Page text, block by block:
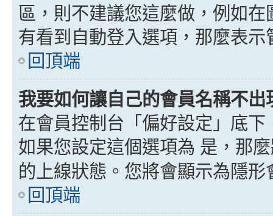
區，則不建議您這麼做，例如
有看到自動登入選項，那麼表
回頂端
我要如何讓自己的會員名稱不
在會員控制台「偏好設定」底
如果您設定這個選項為 是 ，那
的上線狀態。您將會顯示為隱形
回頂端